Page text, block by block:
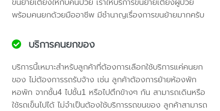
พร้อมคนยกด้วยมืออาชีพ มีชำนาญเรื่องการขนย้ายมากครับ
บริการคนยกของ
บริการนี้เหมาะสำหรับลูกค้าที่ต้องการเลือกใช้บริการแค่คนยก
ของ ไม่ต้องการรถรับจ้าง เช่น ลูกค้าต้องการย้ายห้องพัก
หอพัก จากชั้น4 ไปชั้น1 หรือไปตึกข้างๆ กัน สามารถเดินหรือ
ใช้รถเข็นไปได้ ไม่จำเป็นต้องใช้บริการรถขนของ ลูกค้าสามารถ